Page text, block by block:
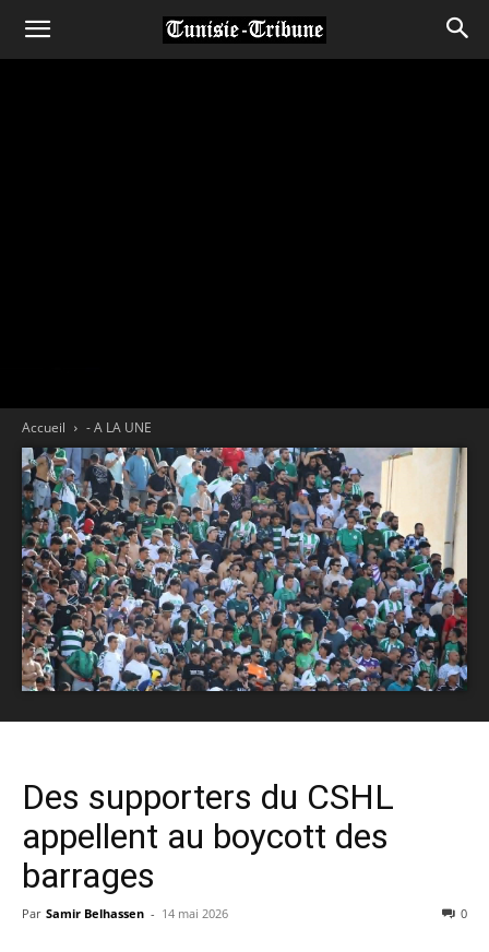
Accueil - A LA UNE
Des supporters du CSHL
appellent au boycott des
barrages
Par Samir Belhassen - 14 mai 2026 0